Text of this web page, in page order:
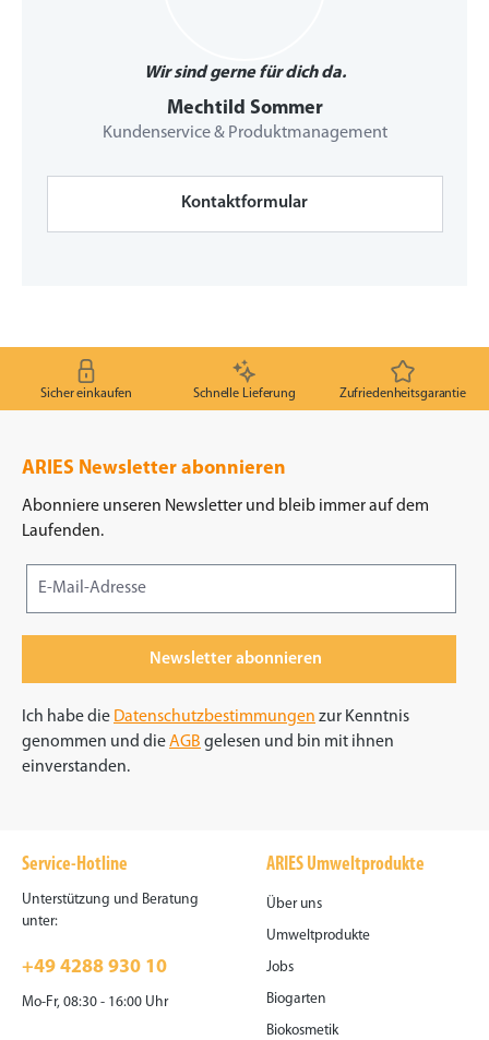
Wir sind gerne für dich da.
Mechtild Sommer
Kundenservice & Produktmanagement
Kontaktformular
Sicher einkaufen Schnelle Lieferung Zufriedenheitsgarantie
ARIES Newsletter abonnieren
Abonniere unseren Newsletter und bleib immer auf dem
Laufenden.
Newsletter abonnieren
Ich habe die Datenschutzbestimmungen zur Kenntnis
genommen und dieAGB gelesen und bin mit ihnen
einverstanden.
Service-Hotline
Unterstützung und Beratung
unter:
+49 4288 930 10
Mo-Fr, 08:30 - 16:00 Uhr
ARIES Umweltprodukte
Über uns
Umweltprodukte
Jobs
Biogarten
Biokosmetik